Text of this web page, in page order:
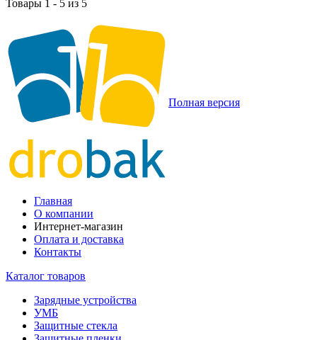
Товары 1 - 5 из 5
Полная версия
Главная
О компании
Интернет-магазин
Оплата и доставка
Контакты
Каталог товаров
Зарядные устройства
УМБ
Защитные стекла